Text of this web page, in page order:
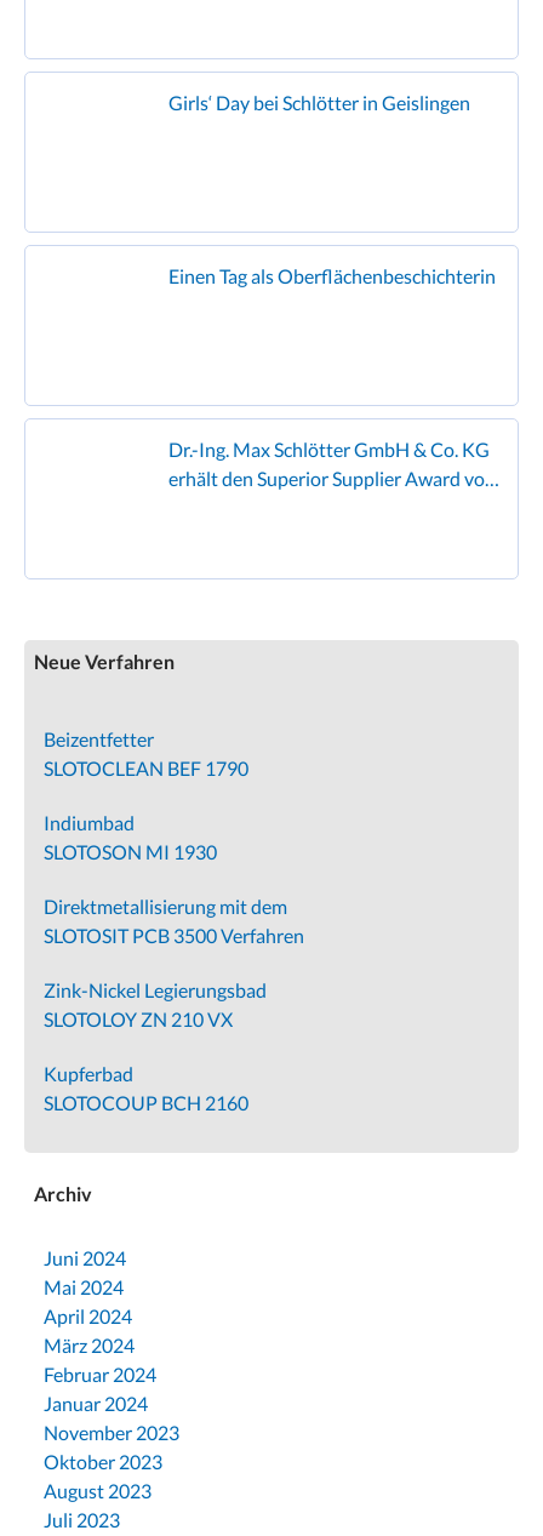
Girls‘ Day bei Schlötter in Geislingen
Einen Tag als Oberflächenbeschichterin
Dr.-Ing. Max Schlötter GmbH & Co. KG
erhält den Superior Supplier Award von
Neue Verfahren
Beizentfetter
SLOTOCLEAN BEF 1790
Indiumbad
SLOTOSON MI 1930
Direktmetallisierung mit dem
SLOTOSIT PCB 3500 Verfahren
Zink-Nickel Legierungsbad
SLOTOLOY ZN 210 VX
Kupferbad
SLOTOCOUP BCH 2160
Archiv
Juni 2024
Mai 2024
April 2024
März 2024
Februar 2024
Januar 2024
November 2023
Oktober 2023
August 2023
Juli 2023